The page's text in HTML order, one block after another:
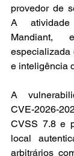
provedor de
A
Mandiant,
especializada
e inteligência
A
CVE-2026-
CVSS 7.8 e
local
arbitrários